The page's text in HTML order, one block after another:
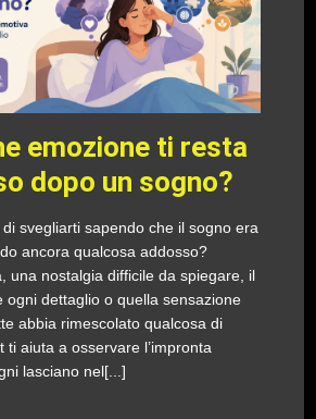
emozione ti resta
dopo un sogno?
svegliarti sapendo che il sogno era
ancora qualcosa addosso?
una nostalgia difficile da spiegare, il
ogni dettaglio o quella sensazione
abbia rimescolato qualcosa di
ti aiuta a osservare l’impronta
lasciano nel[...]